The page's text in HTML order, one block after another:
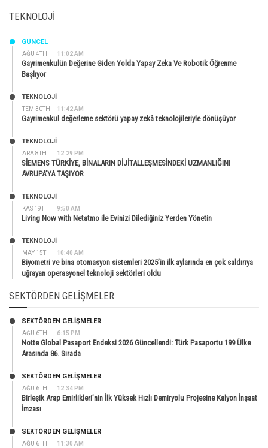
TEKNOLOJI
AĞU 4TH 11:02 AM
GÜNCEL
Gayrimenkulün Değerine Giden Yolda Yapay Zeka Ve Robotik Öğrenme
Başlıyor
TEM 30TH 11:42 AM
TEKNOLOJİ
Gayrimenkul değerleme sektörü yapay zekâ teknolojileriyle dönüşüyor
ARA 8TH 12:29 PM
TEKNOLOJİ
SİEMENS TÜRKİYE, BİNALARIN DİJİTALLEŞMESİNDEKİ UZMANLIĞINI
AVRUPA’YA TAŞIYOR
KAS 19TH 9:50 AM
TEKNOLOJİ
Living Now with Netatmo ile Evinizi Dilediğiniz Yerden Yönetin
MAY 15TH 10:40 AM
TEKNOLOJİ
Biyometri ve bina otomasyon sistemleri 2025’in ilk aylarında en çok saldırıya
uğrayan operasyonel teknoloji sektörleri oldu
SEKTÖRDEN GELIŞMELER
AĞU 6TH 6:15 PM
SEKTÖRDEN GELIŞMELER
Notte Global Pasaport Endeksi 2026 Güncellendi: Türk Pasaportu 199 Ülke
Arasında 86. Sırada
AĞU 6TH 12:34 PM
SEKTÖRDEN GELIŞMELER
Birleşik Arap Emirlikleri’nin İlk Yüksek Hızlı Demiryolu Projesine Kalyon İnşaat
İmzası
AĞU 6TH 11:30 AM
SEKTÖRDEN GELIŞMELER